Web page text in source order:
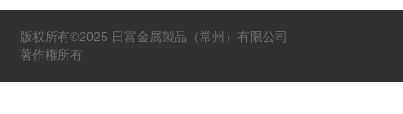
版权所有©2025 日富金属製品（常州）有限公司
著作権所有